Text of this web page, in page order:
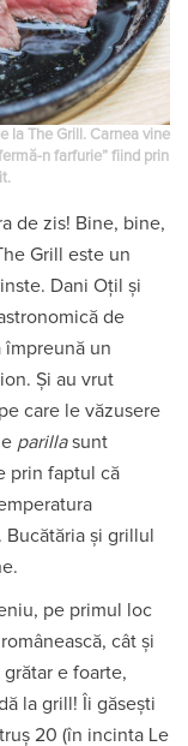
la The Grill. Carnea vine
n farfurie” fiind prin
de zis! Bine, bine,
Grill este un
Dani Oțil și
de
împreună un
Și au vrut
care le văzusere
parillasunt
prin faptul că
și grillul
pe primul loc
cât și
e foarte,
la grill! Îi găsești
20 (în incinta Le